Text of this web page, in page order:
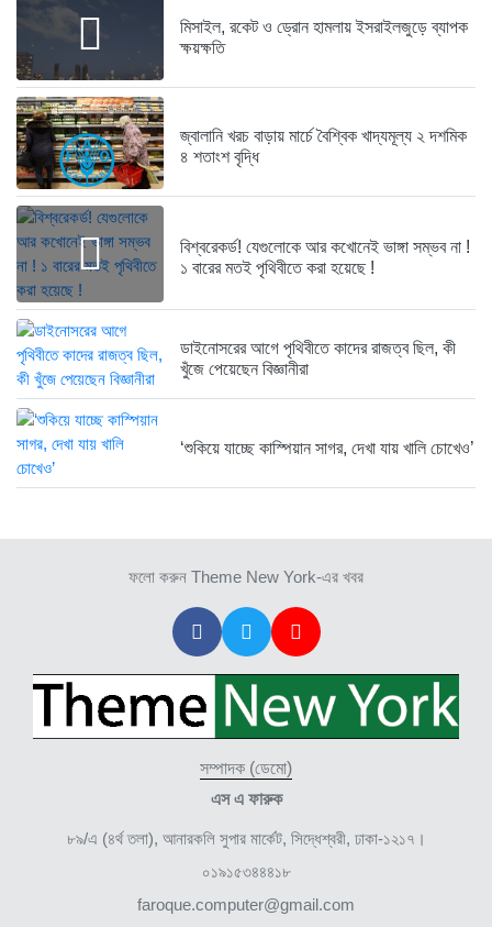
ব্যাংকে তাণ্ডব চালালো এক আওয়ামী...
দেশেই তৈরি হচ্ছে আন্তর্জাতিক মানের...
১ বছর আগে
১ বছর আগে
রক্ত দিতে ছুটে এলেন তৃতীয়...
স্থলপথে সুতা আমদানি বন্ধে কোণঠাসা...
১ বছর আগে
মিসাইল, রকেট ও ড্রোন হামলায় ইসরাইলজুড়ে ব্যাপক
ক্ষয়ক্ষতি
জ্বালানি খরচ বাড়ায় মার্চে বৈশ্বিক খাদ্যমূল্য ২ দশমিক
৪ শতাংশ বৃদ্ধি
বিশ্বরেকর্ড! যেগুলোকে আর কখোনেই ভাঙ্গা সম্ভব না !
১ বারের মতই পৃথিবীতে করা হয়েছে !
ডাইনোসরের আগে পৃথিবীতে কাদের রাজত্ব ছিল, কী
খুঁজে পেয়েছেন বিজ্ঞানীরা
‘শুকিয়ে যাচ্ছে কাস্পিয়ান সাগর, দেখা যায় খালি চোখেও’
ফলো করুন Theme New York-এর খবর
সম্পাদক (ডেমো)
এস এ ফারুক
৮৯/এ (৪র্থ তলা), আনারকলি সুপার মার্কেট, সিদ্ধেশ্বরী, ঢাকা-১২১৭।
০১৯১৫৩৪৪৪১৮
faroque.computer@gmail.com